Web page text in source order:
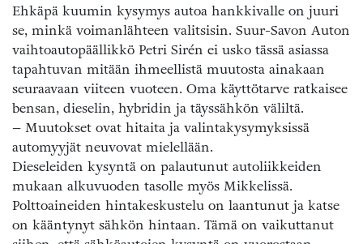
Ehkäpä kuumin kysymys autoa hankkivalle on juuri
se, minkä voimanlähteen valitsisin. Suur-Savon Auton
vaihtoautopäällikkö Petri Sirén ei usko tässä asiassa
tapahtuvan mitään ihmeellistä muutosta ainakaan
seuraavaan viiteen vuoteen. Oma käyttötarve ratkaisee
bensan, dieselin, hybridin ja täyssähkön väliltä.
– Muutokset ovat hitaita ja valintakysymyksissä
automyyjät neuvovat mielellään.
Dieseleiden kysyntä on palautunut autoliikkeiden
mukaan alkuvuoden tasolle myös Mikkelissä.
Polttoaineiden hintakeskustelu on laantunut ja katse
on kääntynyt sähkön hintaan. Tämä on vaikuttanut